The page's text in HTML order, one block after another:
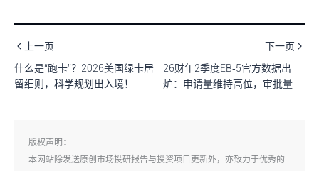
上一页
什么是“跑卡”？2026美国绿卡居
留细则，科学规划出入境！
下一页
26财年2季度EB‑5官方数据出
炉：申请量维持高位，审批量疲
版权声明：
本网站除发送原创市场投研报告与投资项目更新外，亦致力于优秀的